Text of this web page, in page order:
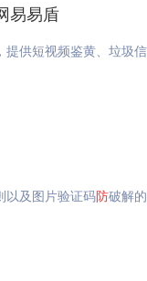
易易盾
供短视频鉴黄、垃圾
以及图片验证码防破解